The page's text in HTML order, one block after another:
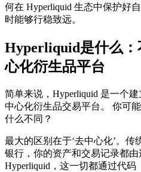
何在 Hyperliquid 生态中保护好
时能够行稳致远。
Hyperliquid是什么：
心化衍生品平台
简单来说， Hyperliquid 是一个
中心化衍生品交易平台。 你可
什么不同？
最大的区别在于‘去中心化’。
银行，你的资产和交易记录都
Hyperliquid ，这一切都通过代